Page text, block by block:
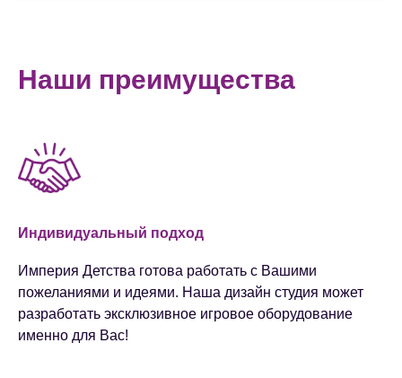
Наши преимущества
Индивидуальный подход
Империя Детства готова работать с Вашими
пожеланиями и идеями. Наша дизайн студия может
разработать эксклюзивное игровое оборудование
именно для Вас!